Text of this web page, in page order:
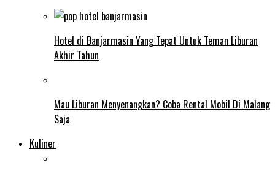
Hotel di Banjarmasin Yang Tepat Untuk Teman Liburan
Akhir Tahun
Mau Liburan Menyenangkan? Coba Rental Mobil Di Malang
Saja
Kuliner